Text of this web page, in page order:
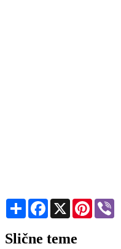
Share Facebook
X Pinterest
Slične teme